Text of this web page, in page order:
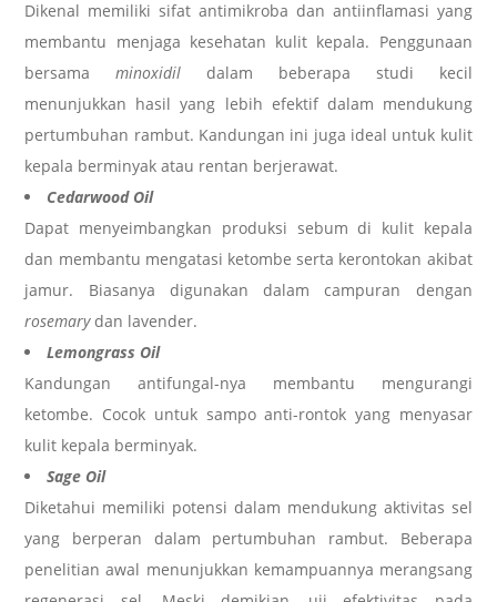
Dikenal memiliki sifat antimikroba dan antiinflamasi yang
membantu menjaga kesehatan kulit kepala. Penggunaan
bersamaminoxidil dalam beberapa studi kecil
menunjukkan hasil yang lebih efektif dalam mendukung
pertumbuhan rambut. Kandungan ini juga ideal untuk kulit
kepala berminyak atau rentan berjerawat.
Cedarwood Oil
Dapat menyeimbangkan produksi sebum di kulit kepala
dan membantu mengatasi ketombe serta kerontokan akibat
jamur. Biasanya digunakan dalam campuran dengan
rosemarydan lavender.
Lemongrass Oil
Kandungan antifungal-nya membantu mengurangi
ketombe. Cocok untuk sampo anti-rontok yang menyasar
kulit kepala berminyak.
Sage Oil
Diketahui memiliki potensi dalam mendukung aktivitas sel
yang berperan dalam pertumbuhan rambut. Beberapa
penelitian awal menunjukkan kemampuannya merangsang